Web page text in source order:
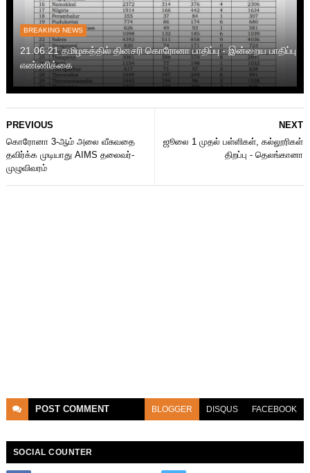
BREAKING NEWS
21.06.21 தமிழகத்தில் தினசரி கொரோனா பாதிப்பு - இன்றைய பாதிப்பு
எண்ணிக்கை
NEXT
ஜூலை 1 முதல் பள்ளிகள், கல்லூரிகள்
திறப்பு - தெலங்கானா
PREVIOUS
கொரோனா 3-ஆம் அலை வீசுவதை
தவிர்க்க முடியாது AIMS தலைவர்-
முழுவிவரம்
POST COMMENT BLOGGER DISQUS FACEBOOK
SOCIAL COUNTER